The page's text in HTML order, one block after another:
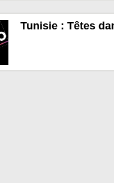
Tunisie : Têtes